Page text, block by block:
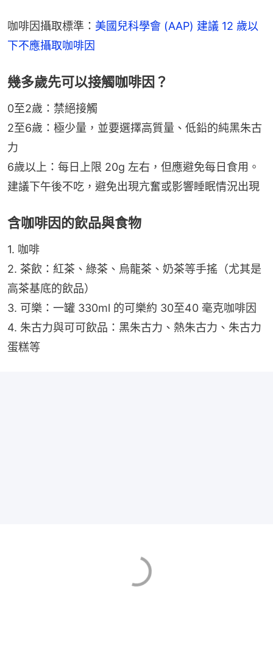
咖啡因攝取標準： 美國兒科學會 (AAP) 建議 12 歲以
下不應攝取咖啡因
幾多歲先可以接觸咖啡因？
0至2歲：禁絕接觸
2至6歲：極少量，並要選擇高質量、低鉛的純黑朱古
力
6歲以上：每日上限 20g 左右，但應避免每日食用。
建議下午後不吃，避免出現亢奮或影響睡眠情況出現
含咖啡因的飲品與食物
1. 咖啡
2. 茶飲：紅茶、綠茶、烏龍茶、奶茶等手搖（尤其是
高茶基底的飲品）
3. 可樂：一罐 330ml 的可樂約 30至40 毫克咖啡因
4. 朱古力與可可飲品：黑朱古力、熱朱古力、朱古力
蛋糕等